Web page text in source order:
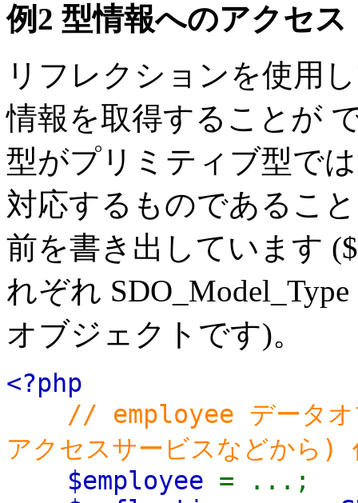
例2 型情報へのアクセス
リフレクションを使用
情報を取得することが
型がプリミティブ型で
対応するものであるこ
前を書き出しています
れぞれ
オブジェクトです)。
<?php
// employee データオ
アクセスサービスなどから)
$employee = ...;